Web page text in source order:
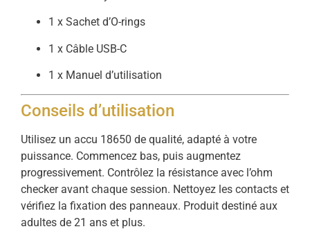
1 x Sachet d’O-rings
1 x Câble USB-C
1 x Manuel d’utilisation
Conseils d’utilisation
Utilisez un accu 18650 de qualité, adapté à votre
puissance. Commencez bas, puis augmentez
progressivement. Contrôlez la résistance avec l’ohm
checker avant chaque session. Nettoyez les contacts et
vérifiez la fixation des panneaux. Produit destiné aux
adultes de 21 ans et plus.